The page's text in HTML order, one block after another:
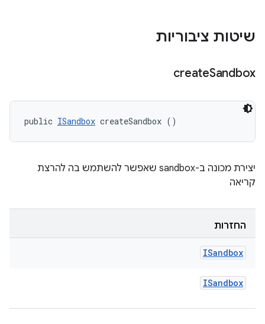
שיטות ציבוריות
createSandbox
public ISandbox createSandbox ()
יצירת מכונה ב-sandbox שאפשר להשתמש בה להרצת
קריאה
החזרות
ISandbox
ISandbox